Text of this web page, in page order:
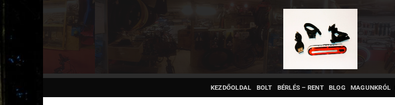
KEZDŐOLDAL BOLT BÉRLÉS – RENT BLOG MAGUNKRÓL